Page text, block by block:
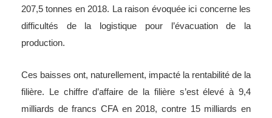
207,5 tonnes en 2018. La raison évoquée ici concerne les
difficultés de la logistique pour l’évacuation de la
production.
Ces baisses ont, naturellement, impacté la rentabilité de la
filière. Le chiffre d’affaire de la filière s’est élevé à 9,4
milliards de francs CFA en 2018, contre 15 milliards en